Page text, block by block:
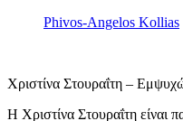
Phivos-Angelos Kollias
Χριστίνα Στουραΐτη –
Η Χριστίνα Στουραΐτη είναι